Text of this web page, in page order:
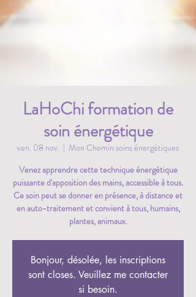
LaHoChi formation de
soin énergétique
ven. 08 nov.
  |
Mon Chemin soins énergétiques
Venez apprendre cette technique énergétique
puissante d'apposition des mains, accessible à tous.
Ce soin peut se donner en présence, à distance et
en auto-traitement et convient à tous, humains,
plantes, animaux.
Bonjour, désolée, les inscriptions
sont closes. Veuillez me contacter
si besoin.